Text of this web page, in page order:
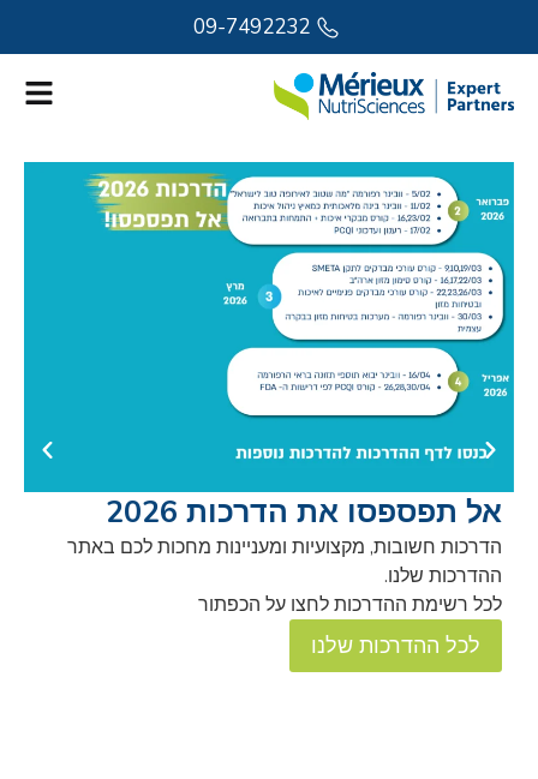
09-7492232
אל תפספסו את הדרכות 2026
הדרכות חשובות, מקצועיות ומעניינות מחכות לכם באתר
ההדרכות שלנו.
לכל רשימת ההדרכות לחצו על הכפתור
לכל ההדרכות שלנו